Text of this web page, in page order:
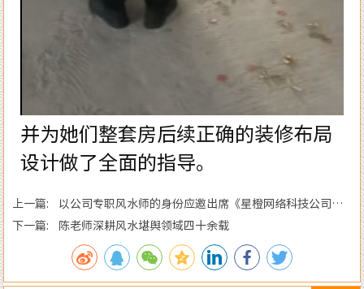
并为她们整套房后续正确的装修布局
设计做了全面的指导。
上一篇: 以公司专职风水师的身份应邀出席《星橙网络科技公司》
成立5周年庆典
下一篇: 陈老师深耕风水堪舆领域四十余载